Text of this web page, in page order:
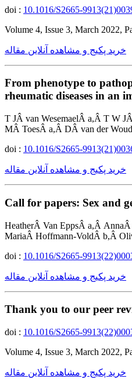
doi : 10.1016/S2665-
Volume 4, Issue 3, March 2022,
خرید پکیج و مشاهده آنلاین مقاله
From phenotype to
rheumatic diseases in an
T JÂ van WesemaelÂ a,Â T W
MÂ ToesÂ a,Â DÂ van der
doi : 10.1016/S2665-
خرید پکیج و مشاهده آنلاین مقاله
Call for papers: Sex and
HeatherÂ Van EppsÂ a,Â
MariaÂ Hoffmann-VoldÂ b,Â
doi : 10.1016/S2665-
خرید پکیج و مشاهده آنلاین مقاله
Thank you to our peer
doi : 10.1016/S2665-
Volume 4, Issue 3, March 2022,
خرید پکیج و مشاهده آنلاین مقاله